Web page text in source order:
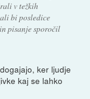
v težkih
bi posledice
pisanje sporočil
ker ljudje
kaj se lahko